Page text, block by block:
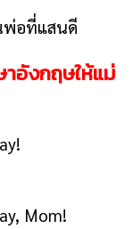
พ่อที่แสนดี
อังกฤษให้แม่
Mom!